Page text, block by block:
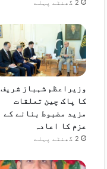
2 گھنٹے پہلے
وزیراعظم شہباز شریف
کا پاک چین تعلقات
مزید مضبوط بنانے کے
عزم کا اعادہ
2 گھنٹے پہلے